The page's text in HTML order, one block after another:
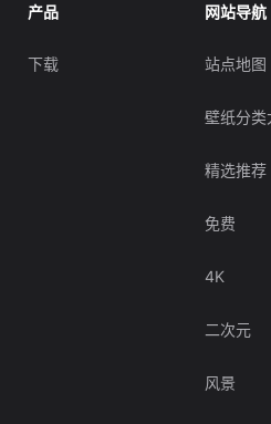
产品
下载
网站导航
站点地图
壁纸分类
精选推荐
免费
4K
二次元
风景